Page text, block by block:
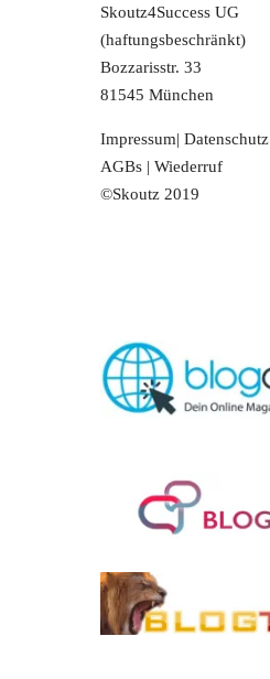
Skoutz4Success UG
(haftungsbeschränkt)
Bozzarisstr. 33
81545 München
Impressum|Datenschutz
AGBs |Wiederruf
©Skoutz 2019